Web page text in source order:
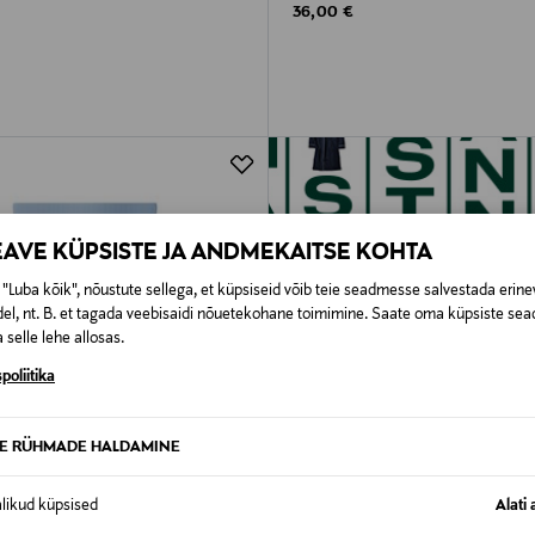
KÜPSISTE JA ANDMEKAITSE KOHTA
"Luba kõik", nõustute sellega, et küpsiseid võib teie seadmesse salvestada
nt. B. et tagada veebisaidi nõuetekohane toimimine. Saate oma küpsiste
selle lehe allosas.
RÜHMADE HALDAMINE
küpsised Alati
Original Price
36,00 €